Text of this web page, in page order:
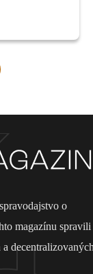
o
magazínu spravili